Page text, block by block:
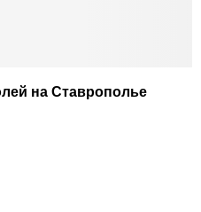
на Ставрополье